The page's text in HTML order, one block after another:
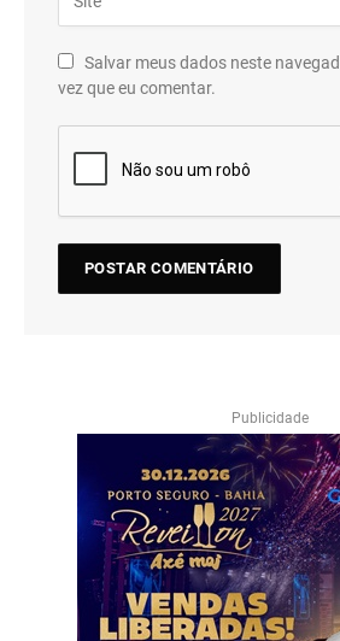
Salvar meus dados neste
vez que eu comentar.
Publicidade